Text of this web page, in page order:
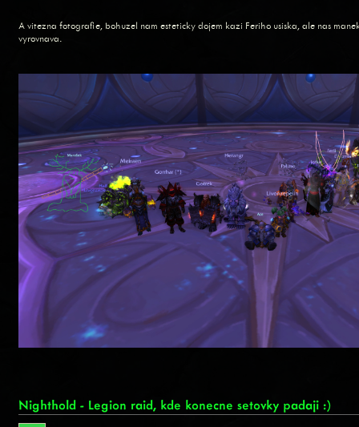
A vitezna fotografie, bohuzel nam esteticky dojem kazi Feriho usiska, ale nas
vyrovnava.
Nighthold - Legion raid, kde konecne setovky padaji :)